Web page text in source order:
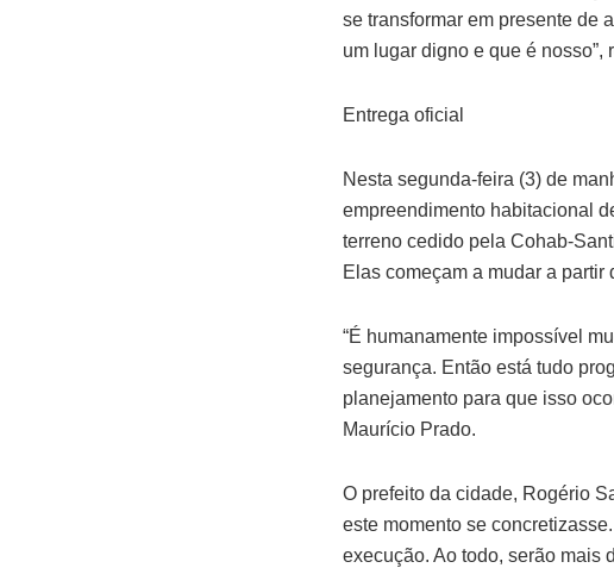
se transformar em presente de
um lugar digno e que é nosso”,
Entrega oficial
Nesta segunda-feira (3) de
empreendimento habitacional
terreno cedido pela Cohab-
Elas começam a mudar a
“É humanamente impossível
segurança. Então está tudo
planejamento para que isso
Maurício Prado.
O prefeito da cidade, Rogério
este momento se
execução. Ao todo, serão mais